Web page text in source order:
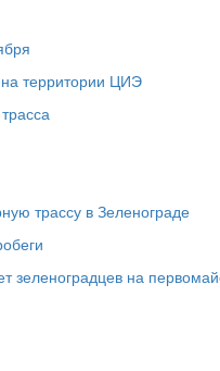
на территории ЦИЭ
трассу в Зеленограде
зеленоградцев на